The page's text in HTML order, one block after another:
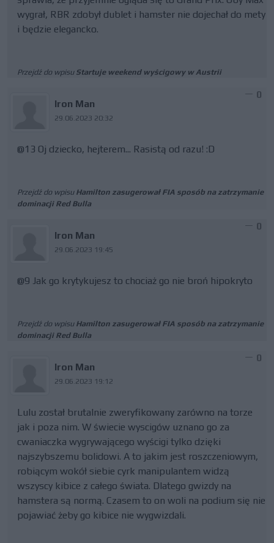
wygrał, RBR zdobył dublet i hamster nie dojechał do mety
i będzie elegancko.
Przejdź do wpisu Startuje weekend wyścigowy w Austrii
Iron Man
29.06.2023 20:32
0
@13 Oj dziecko, hejterem... Rasistą od razu! :D
Przejdź do wpisu Hamilton zasugerował FIA sposób na zatrzymanie
dominacji Red Bulla
Iron Man
29.06.2023 19:45
0
@9 Jak go krytykujesz to chociaż go nie broń hipokryto
Przejdź do wpisu Hamilton zasugerował FIA sposób na zatrzymanie
dominacji Red Bulla
Iron Man
29.06.2023 19:12
0
Lulu został brutalnie zweryfikowany zarówno na torze
jak i poza nim. W świecie wyscigów uznano go za
cwaniaczka wygrywającego wyścigi tylko dzięki
najszybszemu bolidowi. A to jakim jest roszczeniowym,
robiącym wokół siebie cyrk manipulantem widzą
wszyscy kibice z całego świata. Dlatego gwizdy na
hamstera są normą. Czasem to on woli na podium się nie
pojawiać żeby go kibice nie wygwizdali.